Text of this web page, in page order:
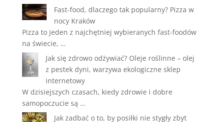
Fast-food, dlaczego tak popularny? Pizza w
nocy Kraków
Pizza to jeden z najchętniej wybieranych fast-foodów
na świecie, …
Jak się zdrowo odżywiać? Oleje roślinne – olej
z pestek dyni, warzywa ekologiczne sklep
internetowy
W dzisiejszych czasach, kiedy zdrowie i dobre
samopoczucie są …
Jak zadbać o to, by posiłki nie stygły zbyt